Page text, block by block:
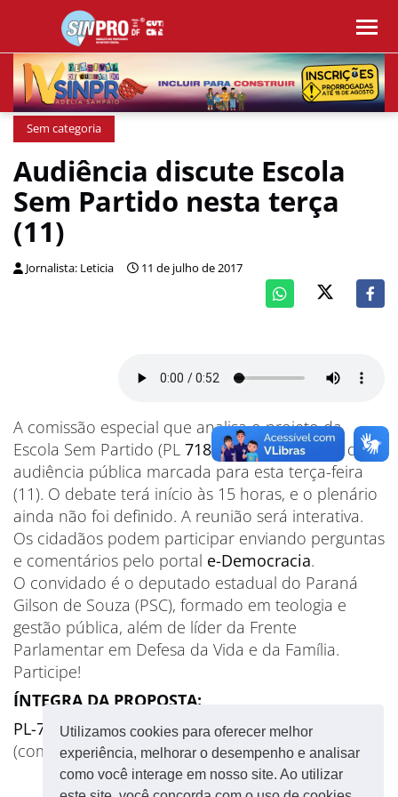
Utilizamos cookies para oferecer melhor
experiência, melhorar o desempenho e analisar
como você interage em nosso site. Ao utilizar
Sem categoria
Audiência discute Escola
Sem Partido nesta terça
(11)
Jornalista: Leticia 11 de julho de 2017
A comissão especial que analisa o projeto da
Escola Sem Partido (PL 7180/14) tem reunião de
audiência pública marcada para esta terça-feira
(11). O debate terá início às 15 horas, e o plenário
ainda não foi definido. A reunião será interativa.
Os cidadãos podem participar enviando perguntas
e comentários pelo portal e-Democracia.
O convidado é o deputado estadual do Paraná
Gilson de Souza (PSC), formado em teologia e
gestão pública, além de líder da Frente
Parlamentar em Defesa da Vida e da Família.
Participe!
ÍNTEGRA DA PROPOSTA:
PL-7180/2014
(com informações daAgência Câmara)